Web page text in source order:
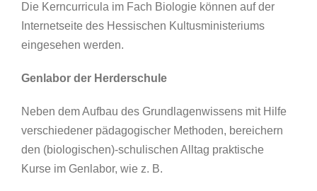
Die Kerncurricula im Fach Biologie können auf der
Internetseite des Hessischen Kultusministeriums
eingesehen werden.
Genlabor der Herderschule
Neben dem Aufbau des Grundlagenwissens mit Hilfe
verschiedener pädagogischer Methoden, bereichern
den (biologischen)-schulischen Alltag praktische
Kurse im Genlabor, wie z. B.